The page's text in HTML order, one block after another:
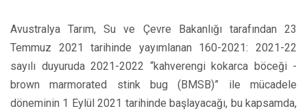
Avustralya Tarım, Su ve Çevre Bakanlığı tarafından 23
Temmuz 2021 tarihinde yayımlanan 160-2021: 2021-22
sayılı duyuruda 2021-2022 “kahverengi kokarca böceği -
brown marmorated stink bug (BMSB)” ile mücadele
döneminin 1 Eylül 2021 tarihinde başlayacağı, bu kapsamda,